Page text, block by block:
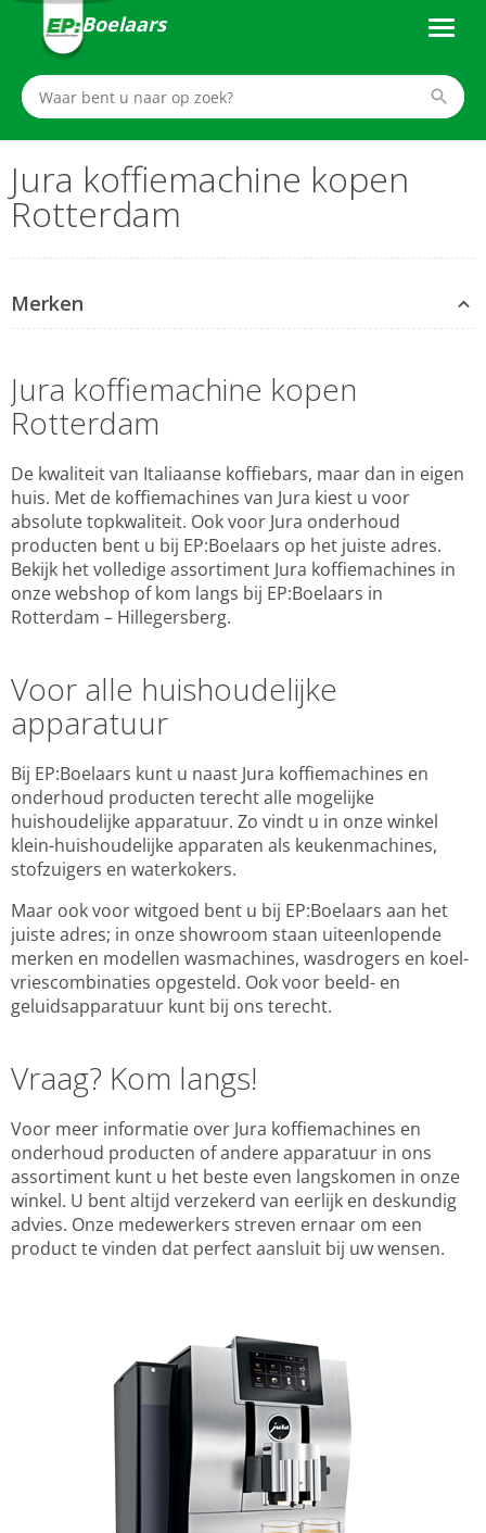
Boelaars
Jura koffiemachine kopen
Rotterdam
Merken
Jura koffiemachine kopen
Rotterdam
De kwaliteit van Italiaanse koffiebars, maar dan in eigen
huis. Met de koffiemachines van Jura kiest u voor
absolute topkwaliteit. Ook voor Jura onderhoud
producten bent u bij EP:Boelaars op het juiste adres.
Bekijk het volledige assortiment Jura koffiemachines in
onze webshop of kom langs bij EP:Boelaars in
Rotterdam – Hillegersberg.
Voor alle huishoudelijke
apparatuur
Bij EP:Boelaars kunt u naast Jura koffiemachines en
onderhoud producten terecht alle mogelijke
huishoudelijke apparatuur. Zo vindt u in onze winkel
klein-huishoudelijke apparaten als keukenmachines,
stofzuigers en waterkokers.
Maar ook voor witgoed bent u bij EP:Boelaars aan het
juiste adres; in onze showroom staan uiteenlopende
merken en modellen wasmachines, wasdrogers en koel-
vriescombinaties opgesteld. Ook voor beeld- en
geluidsapparatuur kunt bij ons terecht.
Vraag? Kom langs!
Voor meer informatie over Jura koffiemachines en
onderhoud producten of andere apparatuur in ons
assortiment kunt u het beste even langskomen in onze
winkel. U bent altijd verzekerd van eerlijk en deskundig
advies. Onze medewerkers streven ernaar om een
product te vinden dat perfect aansluit bij uw wensen.